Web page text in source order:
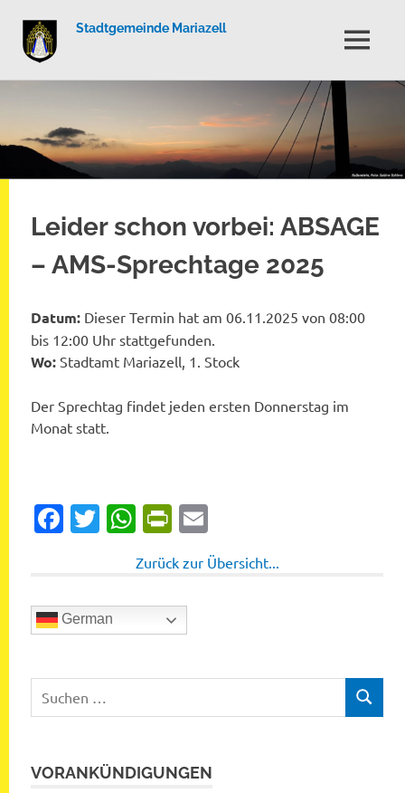
springen
Stadtgemeinde Mariazell
MENÜ
Leider schon vorbei: ABSAGE
– AMS-Sprechtage 2025
Datum: Dieser Termin hat am 06.11.2025 von 08:00
bis 12:00 Uhr stattgefunden.
Wo: Stadtamt Mariazell, 1. Stock
Der Sprechtag findet jeden ersten Donnerstag im
Monat statt.
Facebook
Twitter
WhatsApp
PrintFriendly
Zurück zur Übersicht...
German
nach:
SUCHEN
VORANKÜNDIGUNGEN